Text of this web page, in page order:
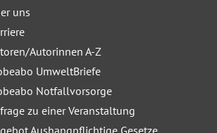
uns
Autorinnen A-Z
UmweltBriefe
Notfallvorsorge
zu einer Veranstaltung
Aushangpflichtige Gesetze